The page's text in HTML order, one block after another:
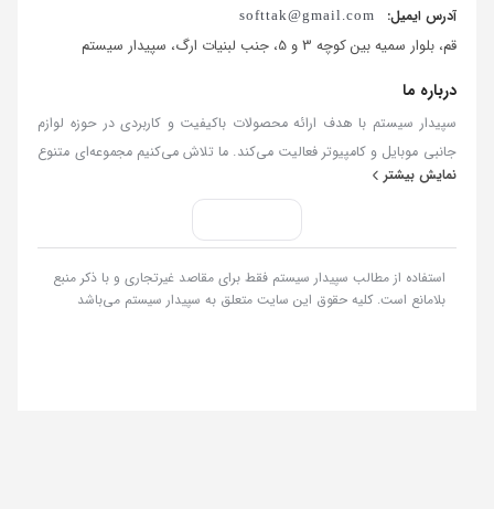
آدرس ایمیل: softtak@gmail.com
قم، بلوار سمیه بین کوچه 3 و 5، جنب لبنیات ارگ، سپیدار سیستم
درباره ما
سپیدار سیستم با هدف ارائه محصولات باکیفیت و کاربردی در حوزه لوازم
جانبی موبایل و کامپیوتر فعالیت می‌کند. ما تلاش می‌کنیم مجموعه‌ای متنوع
از کالاهای به‌روز و استاندارد را فراهم کنیم تا تجربه‌ای مطمئن و رضایت‌بخش
از خرید آنلاین داشته باشید. در سپیدار سیستم، کیفیت کالا، قیمت منصفانه
و پاسخگویی مسئولانه سه اصل مهم ما هستند. تمامی سفارش‌ها در
کوتاه‌ترین زمان ممکن پردازش و ارسال می‌شوند و تیم پشتیبانی ما آماده
پاسخگویی به سوالات و پیگیری درخواست‌های شماست. با سپیدار سیستم،
نمایش بیشتر
استفاده از مطالب سپیدار سیستم فقط برای مقاصد غیرتجاری و با ذکر منبع
بلامانع است. کلیه حقوق این سایت متعلق به سپیدار سیستم می‌باشد